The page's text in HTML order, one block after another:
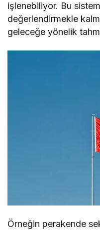
işlenebiliyor. Bu
değerlendirmekle
geleceğe yönelik
Örneğin perakende